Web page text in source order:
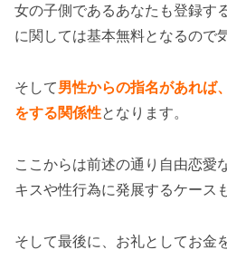
女の子側であるあなたも登録す
に関しては基本無料となるので
そして男性からの指名があれば
をする関係性となります。
ここからは前述の通り自由恋愛
キスや性行為に発展するケース
そして最後に、お礼としてお金